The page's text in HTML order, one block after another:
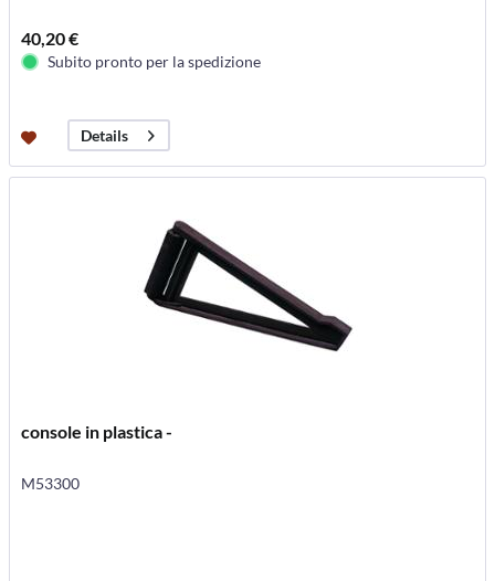
40,20 €
Subito pronto per la spedizione
Details
console in plastica -
M53300